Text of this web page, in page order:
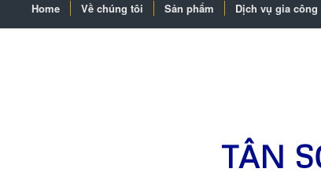
Home Về chúng tôi Sản phẩm Dịch vụ gia công
TÂN